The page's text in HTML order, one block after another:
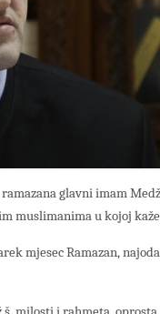
glavni imam
muslimanima u kojoj
mjesec Ramazan,